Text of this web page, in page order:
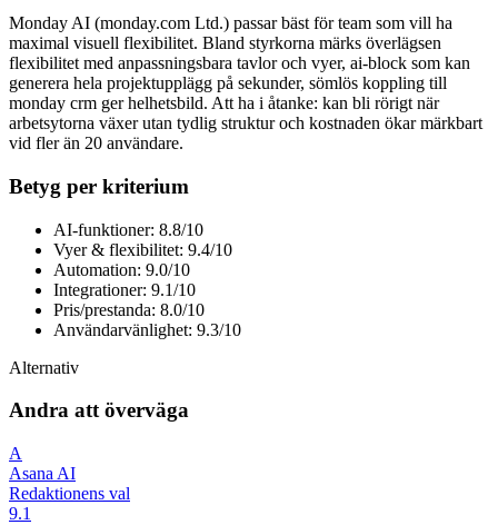
Monday AI (monday.com Ltd.) passar bäst för team som vill ha
maximal visuell flexibilitet. Bland styrkorna märks överlägsen
flexibilitet med anpassningsbara tavlor och vyer, ai-block som kan
generera hela projektupplägg på sekunder, sömlös koppling till
monday crm ger helhetsbild. Att ha i åtanke: kan bli rörigt när
arbetsytorna växer utan tydlig struktur och kostnaden ökar märkbart
vid fler än 20 användare.
Betyg per kriterium
AI-funktioner: 8.8/10
Vyer & flexibilitet: 9.4/10
Automation: 9.0/10
Integrationer: 9.1/10
Pris/prestanda: 8.0/10
Användarvänlighet: 9.3/10
Alternativ
Andra att överväga
A
Asana AI
Redaktionens val
9.1